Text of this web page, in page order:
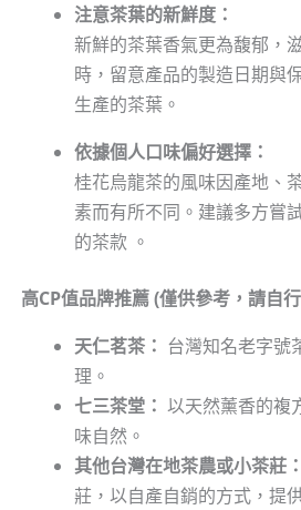
注意茶葉的新鮮度：
新鮮的茶葉香氣更為馥郁，
時，留意產品的製造日期與
生產的茶葉。
依據個人口味偏好選擇：
桂花烏龍茶的風味因產地、
素而有所不同。建議多方嘗
的茶款 。
高CP值品牌推薦 (僅供參考，請自
天仁茗茶： 台灣知名老字號
理。
七三茶堂： 以天然薰香的複
味自然。
其他台灣在地茶農或小茶莊：
莊，以自產自銷的方式，提